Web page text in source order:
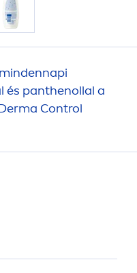
és panthenollal a
Control